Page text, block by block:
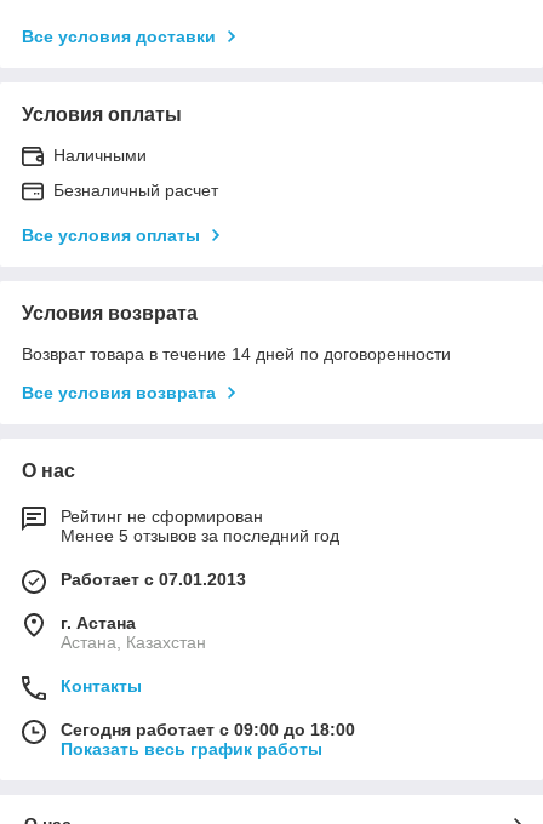
Все условия доставки
Условия оплаты
Наличными
Безналичный расчет
Все условия оплаты
Условия возврата
Возврат товара в течение 14 дней по договоренности
Все условия возврата
О нас
Рейтинг не сформирован
Менее 5 отзывов за последний год
Работает с 07.01.2013
г. Астана
Астана, Казахстан
Контакты
Сегодня работает с 09:00 до 18:00
Показать весь график работы